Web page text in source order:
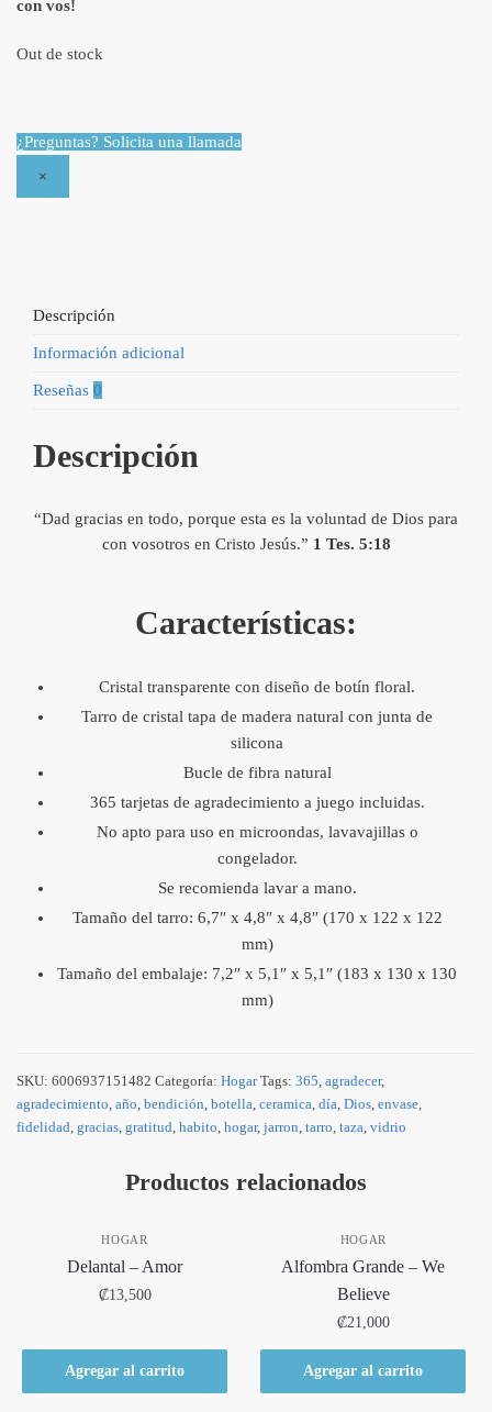
con vos!
Out de stock
¿Preguntas? Solicita una llamada
×
Descripción
Información adicional
Reseñas 0
Descripción
“Dad gracias en todo, porque esta es la voluntad de Dios para
con vosotros en Cristo Jesús.” 1 Tes. 5:18
Características:
Cristal transparente con diseño de botín floral.
Tarro de cristal tapa de madera natural con junta de
silicona
Bucle de fibra natural
365 tarjetas de agradecimiento a juego incluidas.
No apto para uso en microondas, lavavajillas o
congelador.
Se recomienda lavar a mano.
Tamaño del tarro: 6,7″ x 4,8″ x 4,8″ (170 x 122 x 122
mm)
Tamaño del embalaje: 7,2″ x 5,1″ x 5,1″ (183 x 130 x 130
mm)
SKU: 6006937151482 Categoría: Hogar Tags: 365 agradecer,
agradecimiento año bendición botella ceramica día Dios envase
fidelidad gracias gratitud habito hogar, jarron tarro taza vidrio
Productos relacionados
HOGAR
Delantal – Amor
₡13,500
Agregar al carrito
HOGAR
Alfombra Grande – We
Believe
₡21,000
Agregar al carrito